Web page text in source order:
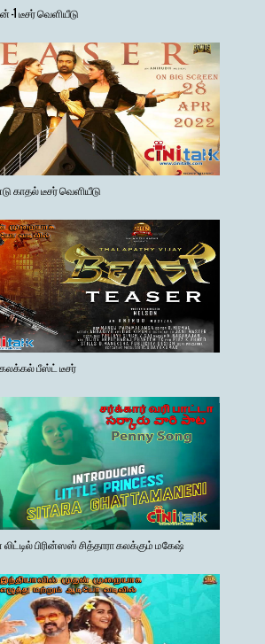
டீசர் வெளியீடு
காதல் டீசர் வெளியீடு
பீஸ்ட் டீசர்
பிரின்ஸஸ் சித்தாரா கலக்கும் மகேஷ்